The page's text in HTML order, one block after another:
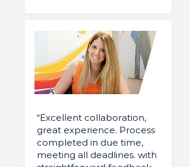
“Excellent collaboration,
great experience. Process
completed in due time,
meeting all deadlines. with